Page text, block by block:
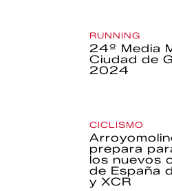
RUNNING
24º Media
Ciudad de
2024
CICLISMO
prepara
los nuevos
de España
y XCR